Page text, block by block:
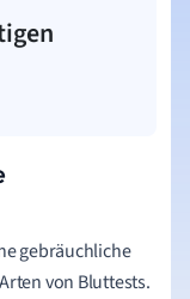
gebräuchliche
von Bluttests.